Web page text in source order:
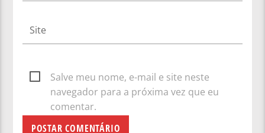
Salve meu nome, e-mail e site neste
navegador para a próxima vez que eu
comentar.